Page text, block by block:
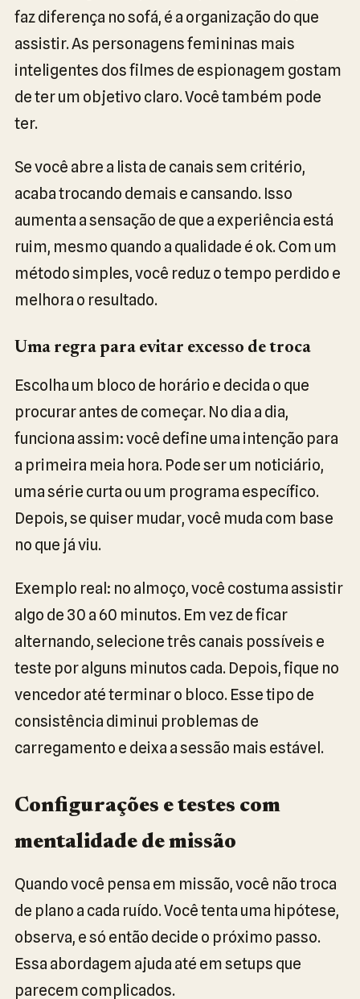
faz diferença no sofá, é a organização do que
assistir. As personagens femininas mais
inteligentes dos filmes de espionagem gostam
de ter um objetivo claro. Você também pode
ter.
Se você abre a lista de canais sem critério,
acaba trocando demais e cansando. Isso
aumenta a sensação de que a experiência está
ruim, mesmo quando a qualidade é ok. Com um
método simples, você reduz o tempo perdido e
melhora o resultado.
Uma regra para evitar excesso de troca
Escolha um bloco de horário e decida o que
procurar antes de começar. No dia a dia,
funciona assim: você define uma intenção para
a primeira meia hora. Pode ser um noticiário,
uma série curta ou um programa específico.
Depois, se quiser mudar, você muda com base
no que já viu.
Exemplo real: no almoço, você costuma assistir
algo de 30 a 60 minutos. Em vez de ficar
alternando, selecione três canais possíveis e
teste por alguns minutos cada. Depois, fique no
vencedor até terminar o bloco. Esse tipo de
consistência diminui problemas de
carregamento e deixa a sessão mais estável.
Configurações e testes com
mentalidade de missão
Quando você pensa em missão, você não troca
de plano a cada ruído. Você tenta uma hipótese,
observa, e só então decide o próximo passo.
Essa abordagem ajuda até em setups que
parecem complicados.